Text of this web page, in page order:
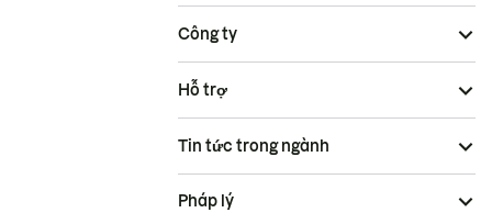
Công ty
Hỗ trợ
Tin tức trong ngành
Pháp lý